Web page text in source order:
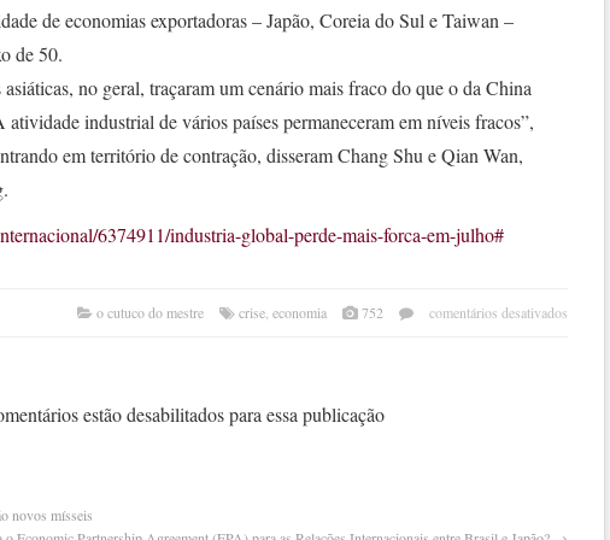
de economias exportadoras – Japão, Coreia do Sul e Taiwan –
de 50.
no geral, traçaram um cenário mais fraco do que o da China
atividade industrial de vários países permaneceram em níveis fracos”,
em território de contração, disseram Chang Shu e Qian Wan,
6374911/industria-global-perde-mais-forca-em-julho#
o cutuco do mestre crise economia 752 comentários desativados
estão desabilitados para essa publicação
novos mísseis